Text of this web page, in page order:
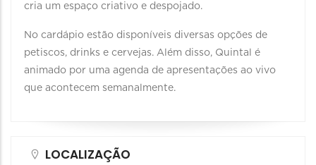
cria um espaço criativo e despojado.
No cardápio estão disponíveis diversas opções de
petiscos, drinks e cervejas. Além disso, Quintal é
animado por uma agenda de apresentações ao vivo
que acontecem semanalmente.
LOCALIZAÇÃO